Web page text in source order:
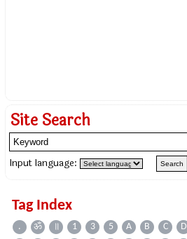
Site Search
Input language:
Tag Index
. ॐ ॥ 1 3 5 A B C D